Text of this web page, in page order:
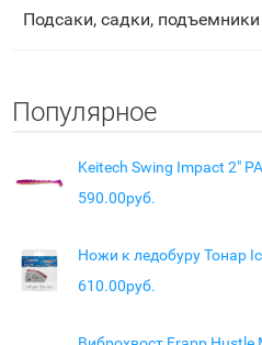
Подсаки, садки, подъемники
Популярное
Keitech Swing Impact 2"
590.00руб.
610.00руб.